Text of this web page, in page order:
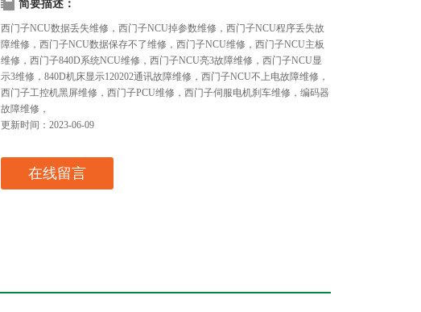
简要描述：
西门子NCU数据丢失维修，西门子NCU掉参数维修，西门子NCU程序丢失故
障维修，西门子NCU数据保存不了维修，西门子NCU维修，西门子NCU主板
维修，西门子840D系统NCU维修，西门子NCU亮3故障维修，西门子NCU显
示3维修，840D机床显示120202通讯故障维修，西门子NCU不上电故障维修，
西门子工控机黑屏维修，西门子PCU维修，西门子伺服电机刹车维修，编码器
故障维修，
更新时间：2023-06-09
在线留言